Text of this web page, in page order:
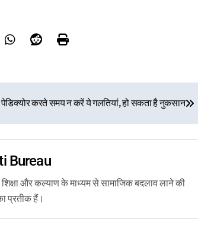
पेडिक्योर करते समय न करें ये गलतियां, हो सकता है नुकसान
Bureau
शिक्षा और कल्याण के माध्यम से सामाजिक बदलाव लाने की
प्रतीक हैं।